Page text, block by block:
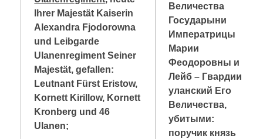
Ihrer Majestät Kaiserin
Alexandra Fjodorowna
und Leibgarde
Ulanenregiment Seiner
Majestät, gefallen:
Leutnant Fürst Eristow,
Kornett Kirillow, Kornett
Kronberg und 46
Ulanen;
Величества
Государыни
Императрицы
Марии
Феодоровны и
Лейб – Гвардии
уланский Его
Величества,
убитыми:
поручик князь